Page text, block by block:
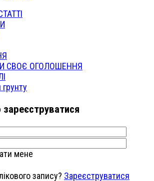
СВОЄ ОГОЛОШЕННЯ
зареєструватися
мене
запису? Зареєструватися